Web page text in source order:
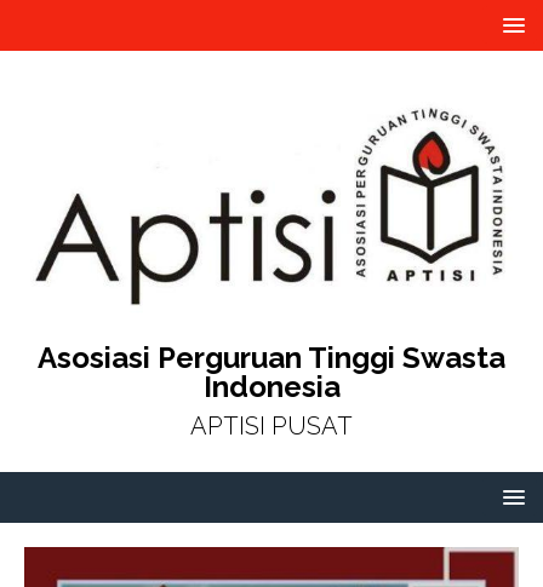
Asosiasi Perguruan Tinggi Swasta
Indonesia
APTISI PUSAT